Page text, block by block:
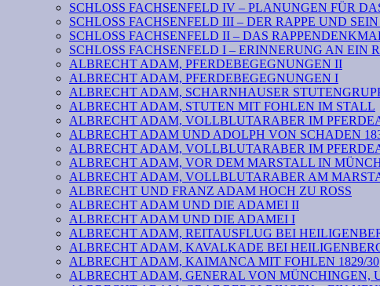
SCHLOSS FACHSENFELD IV – PLANUNGEN FÜR
SCHLOSS FACHSENFELD III – DER RAPPE UND
SCHLOSS FACHSENFELD II – DAS
SCHLOSS FACHSENFELD I – ERINNERUNG AN EIN
ALBRECHT ADAM, PFERDEBEGEGNUNGEN II
ALBRECHT ADAM, PFERDEBEGEGNUNGEN I
ALBRECHT ADAM, SCHARNHAUSER
ALBRECHT ADAM, STUTEN MIT FOHLEN IM STALL
ALBRECHT ADAM, VOLLBLUTARABER IM
ALBRECHT ADAM UND ADOLPH VON SCHADEN
ALBRECHT ADAM, VOLLBLUTARABER IM
ALBRECHT ADAM, VOR DEM MARSTALL IN
ALBRECHT ADAM, VOLLBLUTARABER AM
ALBRECHT UND FRANZ ADAM HOCH ZU ROSS
ALBRECHT ADAM UND DIE ADAMEI II
ALBRECHT ADAM UND DIE ADAMEI I
ALBRECHT ADAM, REITAUSFLUG BEI
ALBRECHT ADAM, KAVALKADE BEI
ALBRECHT ADAM, KAIMANCA MIT FOHLEN 1829/30
ALBRECHT ADAM, GENERAL VON MÜNCHINGEN,